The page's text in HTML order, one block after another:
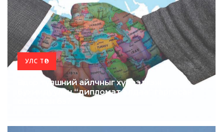
УЛС ТӨР
Өндөр түвшний айлчныг хүлээлгэж
бухимдуулан “дипломат алдаа” гаргасан